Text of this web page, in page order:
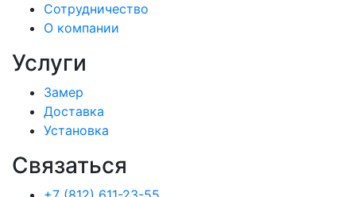
Сотрудничество
О компании
Услуги
Замер
Доставка
Установка
Связаться